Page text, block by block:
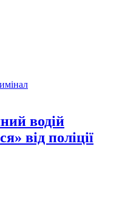
водій
від поліції